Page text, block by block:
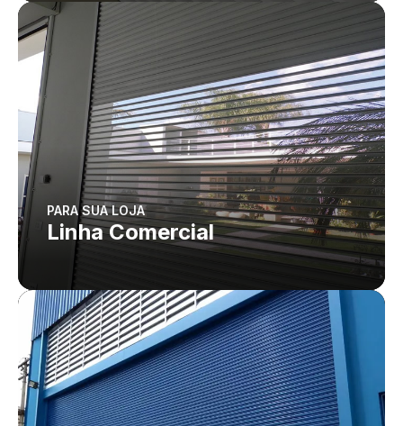
PARA SUA LOJA
Linha Comercial